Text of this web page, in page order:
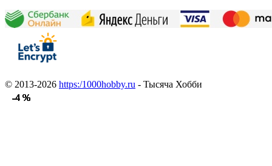
-4 %
-4 %
-4 %
-4 %
-4 %
-4 %
-4 %
-4 %
-4 %
-4 %
-4 %
-4 %
© 2013-2026 https:/1000hobby.ru - Тысяча Хобби